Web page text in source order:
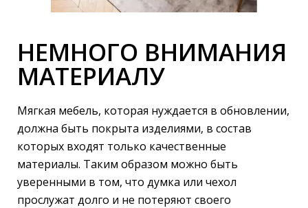
НЕМНОГО ВНИМАНИЯ
МАТЕРИАЛУ
Мягкая мебель, которая нуждается в обновлении,
должна быть покрыта изделиями, в состав
которых входят только качественные
материалы. Таким образом можно быть
уверенными в том, что думка или чехол
прослужат долго и не потеряют своего